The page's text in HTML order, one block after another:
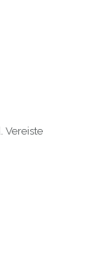
Vereiste